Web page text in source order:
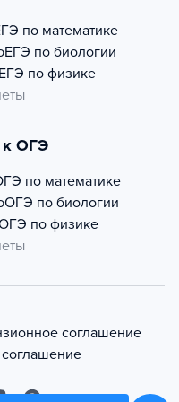
по математике
ЕГЭ по биологии
ЕГЭ по физике
к ОГЭ
по математике
ОГЭ по биологии
по физике
соглашение